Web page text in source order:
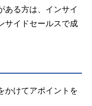
ある方は、インサイ
サイドセールスで成
かけてアポイントを